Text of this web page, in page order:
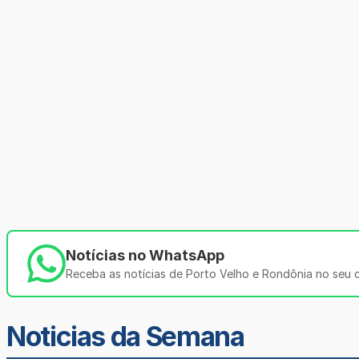
Notícias no WhatsApp
Receba as notícias de Porto Velho e Rondônia no seu
Noticias da Semana